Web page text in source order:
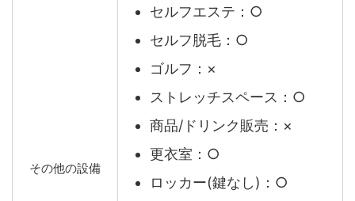
その他の設備
セルフエステ：○
セルフ脱毛：○
ゴルフ：×
ストレッチスペース：○
商品/ドリンク販売：×
更衣室：○
ロッカー(鍵なし)：○